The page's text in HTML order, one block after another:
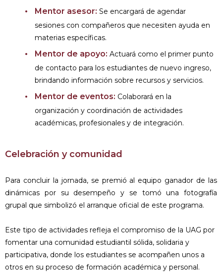
Mentor asesor: Se encargará de agendar
sesiones con compañeros que necesiten ayuda en
materias específicas.
Mentor de apoyo: Actuará como el primer punto
de contacto para los estudiantes de nuevo ingreso,
brindando información sobre recursos y servicios.
Mentor de eventos: Colaborará en la
organización y coordinación de actividades
académicas, profesionales y de integración.
Celebración y comunidad
Para concluir la jornada, se premió al equipo ganador de las
dinámicas por su desempeño y se tomó una fotografía
grupal que simbolizó el arranque oficial de este programa.
Este tipo de actividades refleja el compromiso de la UAG por
fomentar una comunidad estudiantil sólida, solidaria y
participativa, donde los estudiantes se acompañen unos a
otros en su proceso de formación académica y personal.